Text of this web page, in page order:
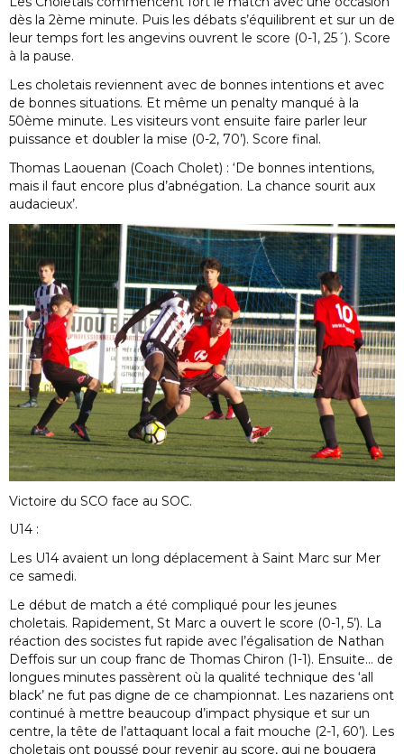
dès la 2ème minute. Puis les débats s’équilibrent et sur un de
leur temps fort les angevins ouvrent le score (0-1, 25´). Score
à la pause.
Les choletais reviennent avec de bonnes intentions et avec
de bonnes situations. Et même un penalty manqué à la
50ème minute. Les visiteurs vont ensuite faire parler leur
puissance et doubler la mise (0-2, 70’). Score final.
Thomas Laouenan (Coach Cholet) : ‘De bonnes intentions,
mais il faut encore plus d’abnégation. La chance sourit aux
audacieux’.
Victoire du SCO face au SOC.
U14 :
Les U14 avaient un long déplacement à Saint Marc sur Mer
ce samedi.
Le début de match a été compliqué pour les jeunes
choletais. Rapidement, St Marc a ouvert le score (0-1, 5’). La
réaction des socistes fut rapide avec l’égalisation de Nathan
Deffois sur un coup franc de Thomas Chiron (1-1). Ensuite… de
longues minutes passèrent où la qualité technique des ‘all
black’ ne fut pas digne de ce championnat. Les nazariens ont
continué à mettre beaucoup d’impact physique et sur un
centre, la tête de l’attaquant local a fait mouche (2-1, 60’). Les
choletais ont poussé pour revenir au score, qui ne bougera